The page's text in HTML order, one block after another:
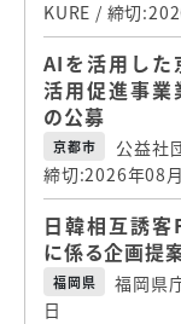
KURE / 締切
AIを活用した
活用促進事業
の公募
京都市
公益社
締切:2026年08
日韓相互誘客
に係る企画提
福岡県
福岡県
日